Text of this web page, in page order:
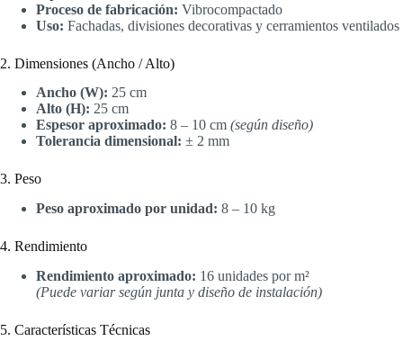
Proceso de fabricación: Vibrocompactado
Uso: Fachadas, divisiones decorativas y cerramientos ventilados
2. Dimensiones (Ancho / Alto)
Ancho (W): 25 cm
Alto (H): 25 cm
Espesor aproximado: 8 – 10 cm (según diseño)
Tolerancia dimensional: ± 2 mm
3. Peso
Peso aproximado por unidad: 8 – 10 kg
4. Rendimiento
Rendimiento aproximado: 16 unidades por m²
(Puede variar según junta y diseño de instalación)
5. Características Técnicas